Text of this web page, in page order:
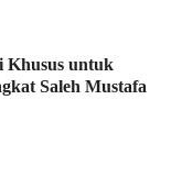
Khusus untuk
Saleh Mustafa